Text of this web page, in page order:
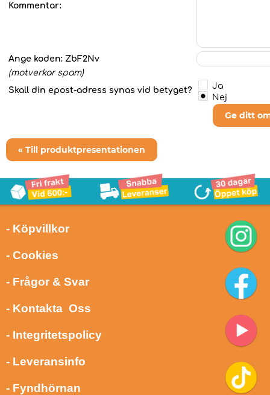
Kommentar:
Ange koden: ZbF2Nv
(motverkar spam)
Skall din epost-adress synas vid betyget?
Ja
Nej
Ge ditt
« Till produktpresentationen
- Köpvillkor
- Cookies
- Frågor & Svar
- Kontakta Oss
- Integritetspolicy
- Leveransinfo
- Fyndhörnan